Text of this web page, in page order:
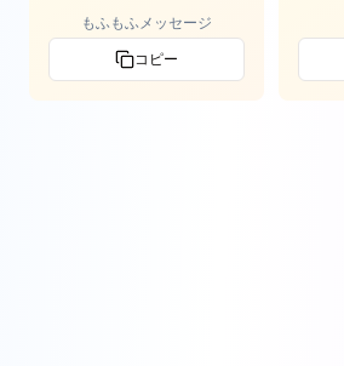
もふもふメッセージ
コピー